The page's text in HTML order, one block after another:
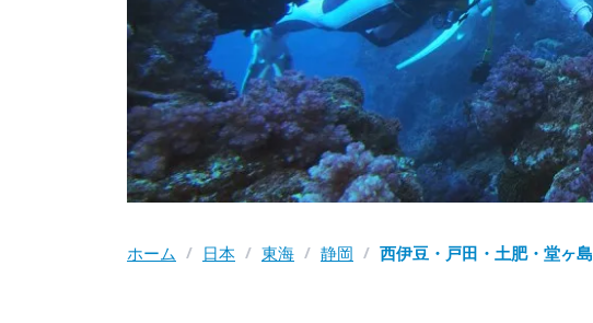
ホーム / 日本 / 東海 / 静岡 / 西伊豆・戸田・土肥・堂ヶ島